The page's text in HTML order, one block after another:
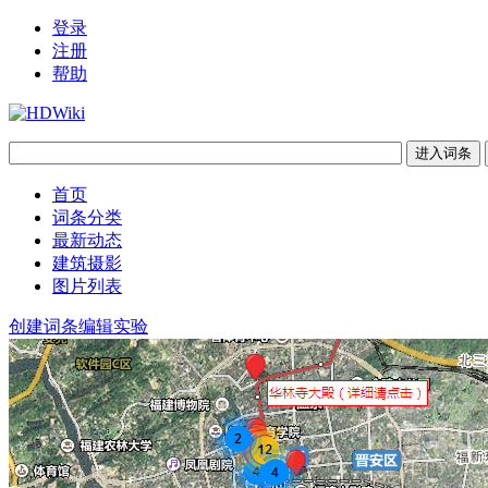
登录
注册
帮助
首页
词条分类
最新动态
建筑摄影
图片列表
创建词条编辑实验